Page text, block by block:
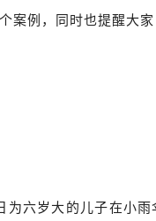
案例，同时也提醒大
六岁大的儿子在小